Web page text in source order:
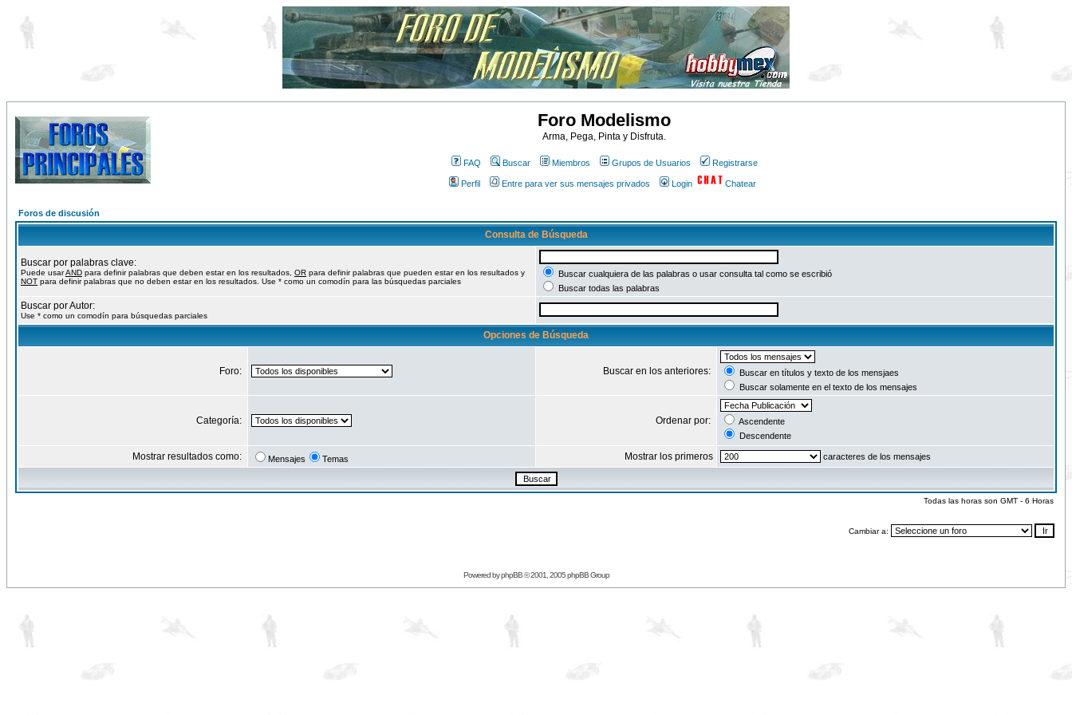
Foro Modelismo
Arma, Pega, Pinta y Disfruta.
FAQ Buscar Miembros Grupos de Usuarios Registrarse
Perfil Entre para ver sus mensajes privados Login Chatear
Foros de discusión
Consulta de Búsqueda
Buscar por palabras clave:
Puede usarAND para definir palabras que deben estar en los resultados, OR para definir palabras que pueden estar en los resultados y
NOT para definir palabras que no deben estar en los resultados. Use * como un comodín para las búsquedas parciales
Buscar cualquiera de las palabras o usar consulta tal como se escribió
Buscar todas las palabras
Buscar por Autor:
Use * como un comodín para búsquedas parciales
Opciones de Búsqueda
Foro: Buscar en los anteriores:
Buscar en títulos y texto de los mensjaes
Buscar solamente en el texto de los mensajes
Categoría: Ordenar por:
Ascendente
Descendente
Mostrar resultados como: Mensajes Temas Mostrar los primeros caracteres de los mensajes
Todas las horas son GMT - 6 Horas
Cambiar a:
Powered byphpBB© 2001, 2005 phpBB Group